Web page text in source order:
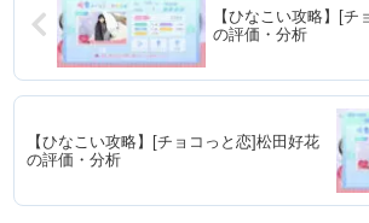
【ひなこい攻略】[チ
の評価・分析
【ひなこい攻略】[チョコっと恋]松田好花
の評価・分析